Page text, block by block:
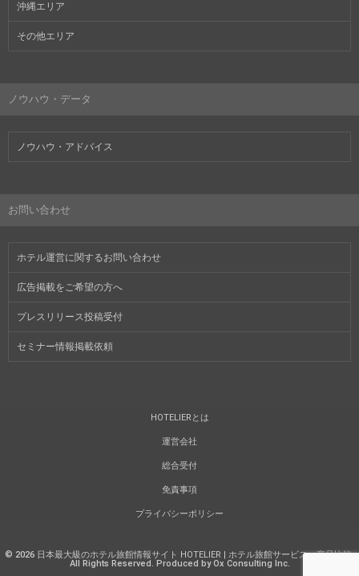
沖縄エリア
その他エリア
ノウハウ・データ
ノウハウ・アドバイス
お問い合わせ
ホテル運営に関するお問い合わせ
広告掲載をご希望の方へ
プレスリリース投稿受付
セミナー情報掲載依頼
HOTELIERとは
運営会社
総合受付
免責事項
プライバシーポリシー
© 2026 日本最大級のホテル旅館情報サイト HOTELIER | ホテル旅館サービス・商品比較.
All Rights Reserved. Produced by Ox Consulting Inc.